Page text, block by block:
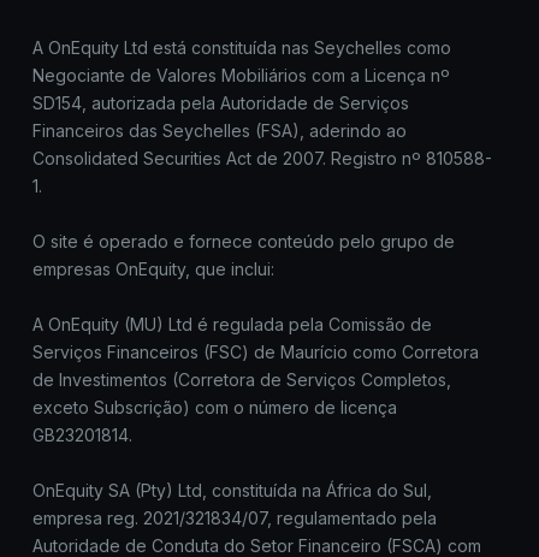
A OnEquity Ltd está constituída nas Seychelles como
Negociante de Valores Mobiliários com a Licença nº
SD154, autorizada pela Autoridade de Serviços
Financeiros das Seychelles (FSA), aderindo ao
Consolidated Securities Act de 2007. Registro nº 810588-
1.
O site é operado e fornece conteúdo pelo grupo de
empresas OnEquity, que inclui:
A OnEquity (MU) Ltd é regulada pela Comissão de
Serviços Financeiros (FSC) de Maurício como Corretora
de Investimentos (Corretora de Serviços Completos,
exceto Subscrição) com o número de licença
GB23201814.
OnEquity SA (Pty) Ltd, constituída na África do Sul,
empresa reg. 2021/321834/07, regulamentado pela
Autoridade de Conduta do Setor Financeiro (FSCA) com